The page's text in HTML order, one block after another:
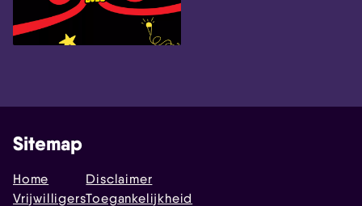
Sitemap
Home
Vrijwilligers
Disclaimer
Toegankelijkheid